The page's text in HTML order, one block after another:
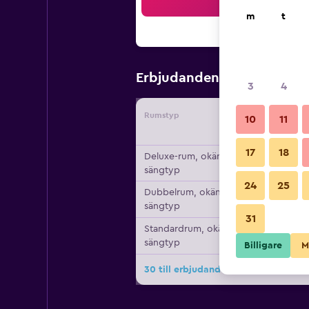
Erbjudanden från
Rumstyp
Deluxe-rum, okänd
sängtyp
Dubbelrum, okänd
sängtyp
Standardrum, okänd
sängtyp
30 till erbjudanden för Hotel Palau
m t
3 4
10 11
17 18
24 25
31
Billigare